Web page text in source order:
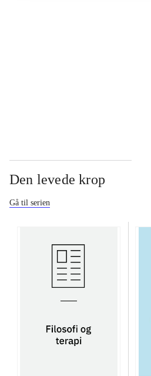
Den levede krop
Gå til serien